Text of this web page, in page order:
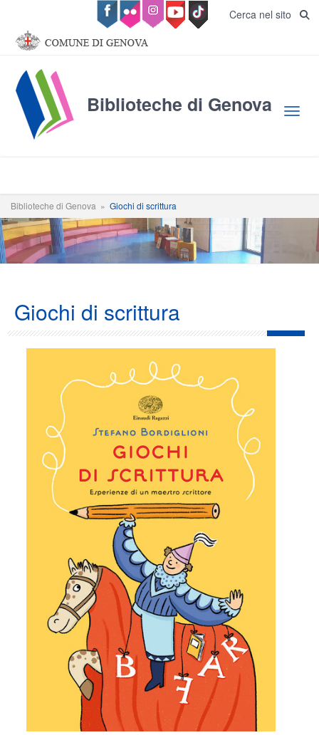
Salta al contenuto principale Cerca nel sito
Biblioteche di Genova
Biblioteche di Genova » Giochi di scrittura
Giochi di scrittura